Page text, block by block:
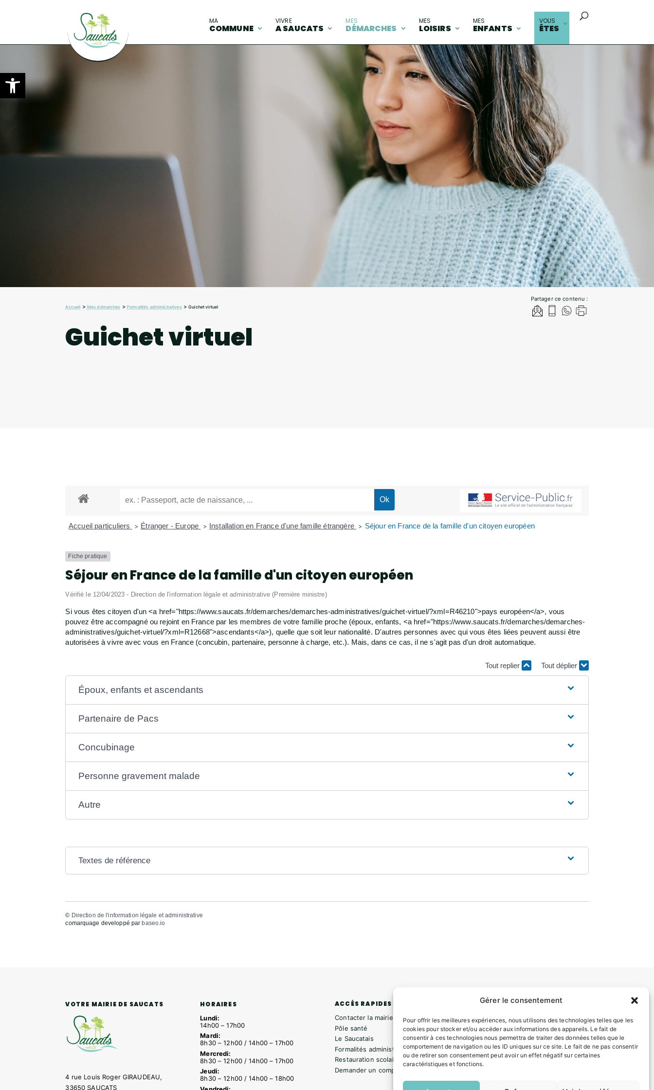
Ouvrir la barre d’outils
Gérer le consentement
Pour offrir les meilleures expériences, nous utilisons des technologies telles que les
cookies pour stocker et/ou accéder aux informations des appareils. Le fait de
consentir à ces technologies nous permettra de traiter des données telles que le
comportement de navigation ou les ID uniques sur ce site. Le fait de ne pas consentir
ou de retirer son consentement peut avoir un effet négatif sur certaines
caractéristiques et fonctions.
MA
COMMUNE
VIVRE
A SAUCATS
MES
DÉMARCHES
MES
LOISIRS
MES
ENFANTS
VOUS
ÊTES
Partager ce contenu :
Accueil > Mes démarches >Formalités administratives>Guichet virtuel
Guichet virtuel
Accueil particuliers > Étranger - Europe > Installation en France d'une famille étrangère > Séjour en France de la famille d'un citoyen européen
Fiche pratique
Séjour en France de la famille d'un citoyen européen
Vérifié le 12/04/2023 - Direction de l'information légale et administrative (Première ministre)
Si vous êtes citoyen d'un <a href="https://www.saucats.fr/demarches/demarches-administratives/guichet-virtuel/?xml=R46210">pays européen</a>, vous
pouvez être accompagné ou rejoint en France par les membres de votre famille proche (époux, enfants, <a href="https://www.saucats.fr/demarches/demarches-
administratives/guichet-virtuel/?xml=R12668">ascendants</a>), quelle que soit leur nationalité. D'autres personnes avec qui vous êtes liées peuvent aussi être
autorisées à vivre avec vous en France (concubin, partenaire, personne à charge, etc.). Mais, dans ce cas, il ne s'agit pas d'un droit automatique.
Tout replier Tout déplier
Époux, enfants et ascendants
Partenaire de Pacs
Concubinage
Personne gravement malade
Autre
Textes de référence
© Direction de l'information légale et administrative
comarquage developpé par baseo.io
VOTRE MAIRIE DE SAUCATS
4 rue Louis Roger GIRAUDEAU,
33650 SAUCATS
HORAIRES
Lundi:
14h00 – 17h00
Mardi:
8h30 – 12h00 / 14h00 – 17h00
Mercredi:
8h30 – 12h00 / 14h00 – 17h00
Jeudi:
8h30 – 12h00 / 14h00 – 18h00
ACCÉS RAPIDES
Contacter la mairie
Pôle santé
Le Saucatais
Formalités administratives
Restauration scolaire
Demander un composteur
INFORMATIONS LÉGALES
Mentions légales
Politique de confidentialité
Plan du site
ESPACE MUNICIPALITÉ